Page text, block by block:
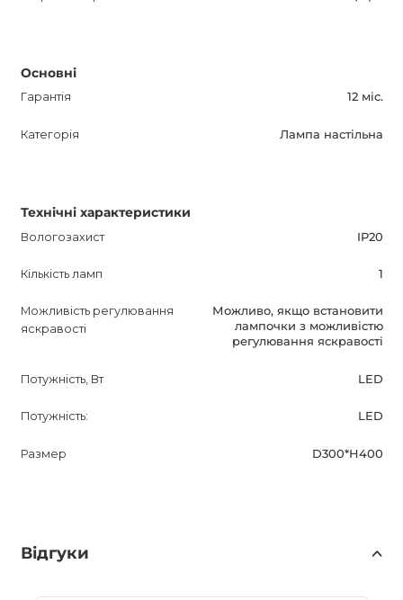
Основні
Гарантія 12 міс.
Категорія Лампа настільна
Технічні характеристики
Вологозахист IP20
Кількість ламп 1
Можливість регулювання
яскравості
Можливо, якщо встановити
лампочки з можливістю
регулювання яскравості
Потужність, Вт LED
Потужність: LED
Размер D300*H400
Відгуки